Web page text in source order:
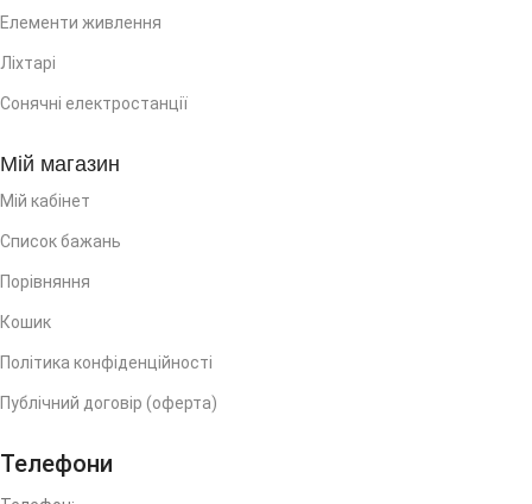
Елементи живлення
Ліхтарі
Сонячні електростанції
Мій магазин
Мій кабінет
Список бажань
Порівняння
Кошик
Політика конфіденційності
Публічний договір (оферта)
Телефони